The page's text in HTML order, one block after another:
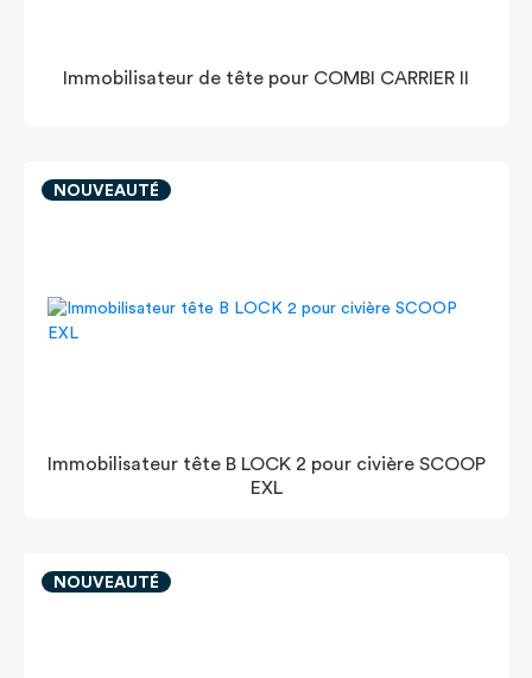
Immobilisateur de tête pour COMBI CARRIER II
NOUVEAUTÉ
Immobilisateur tête B LOCK 2 pour civière SCOOP
EXL
NOUVEAUTÉ